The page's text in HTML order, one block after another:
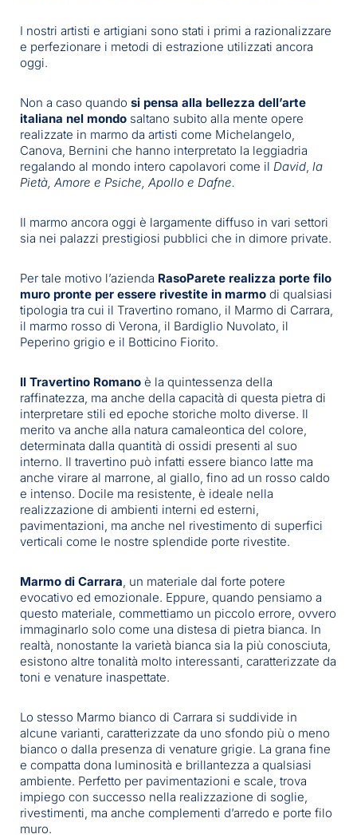
I nostri artisti e artigiani sono stati i primi a razionalizzare
e perfezionare i metodi di estrazione utilizzati ancora
oggi.
Non a caso quando si pensa alla bellezza dell’arte
italiana nel mondo saltano subito alla mente opere
realizzate in marmo da artisti come Michelangelo,
Canova, Bernini che hanno interpretato la leggiadria
regalando al mondo intero capolavori come il David, la
Pietà, Amore e Psiche, Apollo e Dafne.
Il marmo ancora oggi è largamente diffuso in vari settori
sia nei palazzi prestigiosi pubblici che in dimore private.
Per tale motivo l’azienda RasoParete realizza porte filo
muro pronte per essere rivestite in marmo di qualsiasi
tipologia tra cui il Travertino romano, il Marmo di Carrara,
il marmo rosso di Verona, il Bardiglio Nuvolato, il
Peperino grigio e il Botticino Fiorito.
Il Travertino Romano è la quintessenza della
raffinatezza, ma anche della capacità di questa pietra di
interpretare stili ed epoche storiche molto diverse. Il
merito va anche alla natura camaleontica del colore,
determinata dalla quantità di ossidi presenti al suo
interno. Il travertino può infatti essere bianco latte ma
anche virare al marrone, al giallo, fino ad un rosso caldo
e intenso. Docile ma resistente, è ideale nella
realizzazione di ambienti interni ed esterni,
pavimentazioni, ma anche nel rivestimento di superfici
verticali come le nostre splendide porte rivestite.
Marmo di Carrara, un materiale dal forte potere
evocativo ed emozionale. Eppure, quando pensiamo a
questo materiale, commettiamo un piccolo errore, ovvero
immaginarlo solo come una distesa di pietra bianca. In
realtà, nonostante la varietà bianca sia la più conosciuta,
esistono altre tonalità molto interessanti, caratterizzate da
toni e venature inaspettate.
Lo stesso Marmo bianco di Carrara si suddivide in
alcune varianti, caratterizzate da uno sfondo più o meno
bianco o dalla presenza di venature grigie. La grana fine
e compatta dona luminosità e brillantezza a qualsiasi
ambiente. Perfetto per pavimentazioni e scale, trova
impiego con successo nella realizzazione di soglie,
rivestimenti, ma anche complementi d’arredo e porte filo
muro.